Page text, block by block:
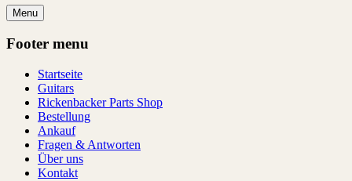
Menu
Footer menu
Startseite
Guitars
Rickenbacker Parts Shop
Bestellung
Ankauf
Fragen & Antworten
Über uns
Kontakt